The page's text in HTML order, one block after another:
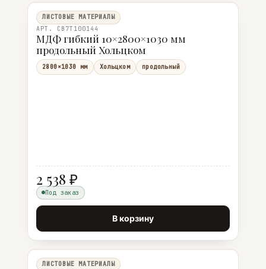
ЛИСТОВЫЕ МАТЕРИАЛЫ
АРТ. CB7T100144
МДФ гибкий 10×2800×1030 мм
продольный Хольцком
2800×1030 мм Хольцком продольный
2 538 ₽
Под заказ
В корзину
ЛИСТОВЫЕ МАТЕРИАЛЫ